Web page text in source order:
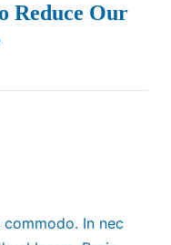
Reduce Our
In nec